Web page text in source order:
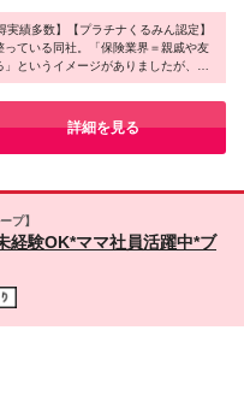
収は48.8万円。 賞与も年2回
し
間を設けています。 各種研修
ます♪
大阪・兵庫（一部）：月給23万
・三重・岐阜：月給22万円以
与）・教育体制が充実してい
さまのご要望に応じて、訪問・
触型のWeb面談も実施してお
業スタイル」を推進！ ★直
さま企業に直接訪問したり、
た際は直接帰宅も可能です。
な出退勤制度を取り入れていま
川/富山/福井 ◆近畿：大
国・四国：広島/
/鹿児島/大分/宮崎/沖縄 (変更
関連勤務地
実績多数】【プラチナくるみん認定】
ている同社。「保険業界＝親戚や友
というイメージがありましたが、実
切不要とのこと。会社全体で女性の
がイキイキと活躍されていました！
組みがあり、ライフステージが変わ
る環境に魅力を感じました◎
詳細を見る
プ】
経験OK*ママ社員活躍中*ブ